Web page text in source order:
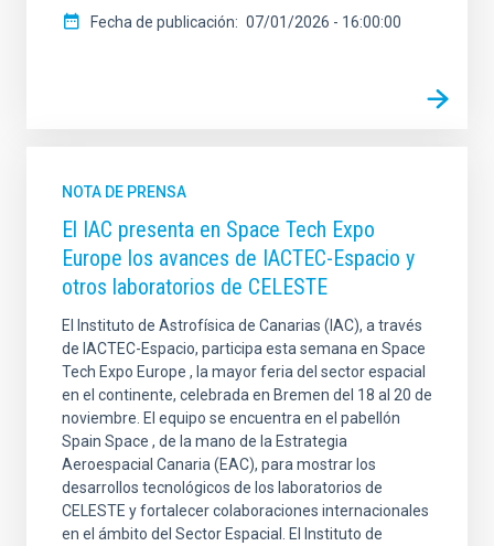
Fecha de publicación 07/01/2026 - 16:00:00
NOTA DE PRENSA
El IAC presenta en Space Tech Expo
Europe los avances de IACTEC-Espacio y
otros laboratorios de CELESTE
El Instituto de Astrofísica de Canarias (IAC), a través
de IACTEC-Espacio, participa esta semana en Space
Tech Expo Europe , la mayor feria del sector espacial
en el continente, celebrada en Bremen del 18 al 20 de
noviembre. El equipo se encuentra en el pabellón
Spain Space , de la mano de la Estrategia
Aeroespacial Canaria (EAC), para mostrar los
desarrollos tecnológicos de los laboratorios de
CELESTE y fortalecer colaboraciones internacionales
en el ámbito del Sector Espacial. El Instituto de